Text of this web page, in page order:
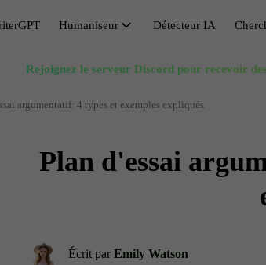
IA gratuit
de l’IA du texte
Éviter la
Réécrivain
Supprimer
de sujets
de résumés
de conclusion d'essai
Recherche
Réducteur
Humaniseur Détecteur IA
Rejoignez le serveur Discord pour recevoir
argumentatif: 4 types et exemples expliqués
Plan d'essai
Écrit par Emily Watson